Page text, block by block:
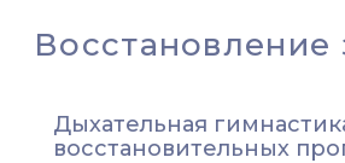
Восстановление
Дыхательная
восстановительных